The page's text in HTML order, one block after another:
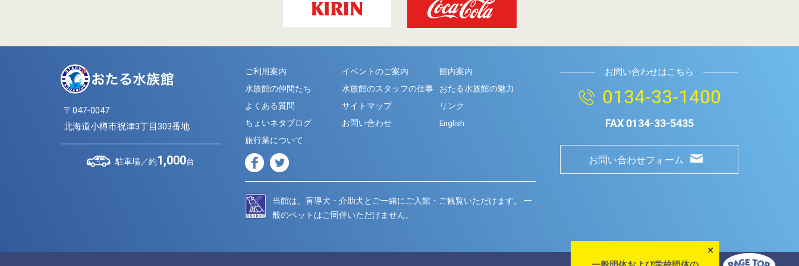
〒047-0047
北海道小樽市祝津3丁目303番地
駐車場／約1,000台
ご利用案内 イベントのご案内
館内案内
水族館の仲間たち
水族館のスタッフの仕事
おたる水族館の魅力
よくある質問
サイトマップ
リンク
ちょいネタブログ
お問い合わせ
English
旅行業について
当館は、盲導犬・介助犬とご一緒にご入館・ご観覧いただけます。 一
般のペットはご同伴いただけません。
お問い合わせはこちら
0134-33-1400
FAX 0134-33-5435
お問い合わせフォーム
×